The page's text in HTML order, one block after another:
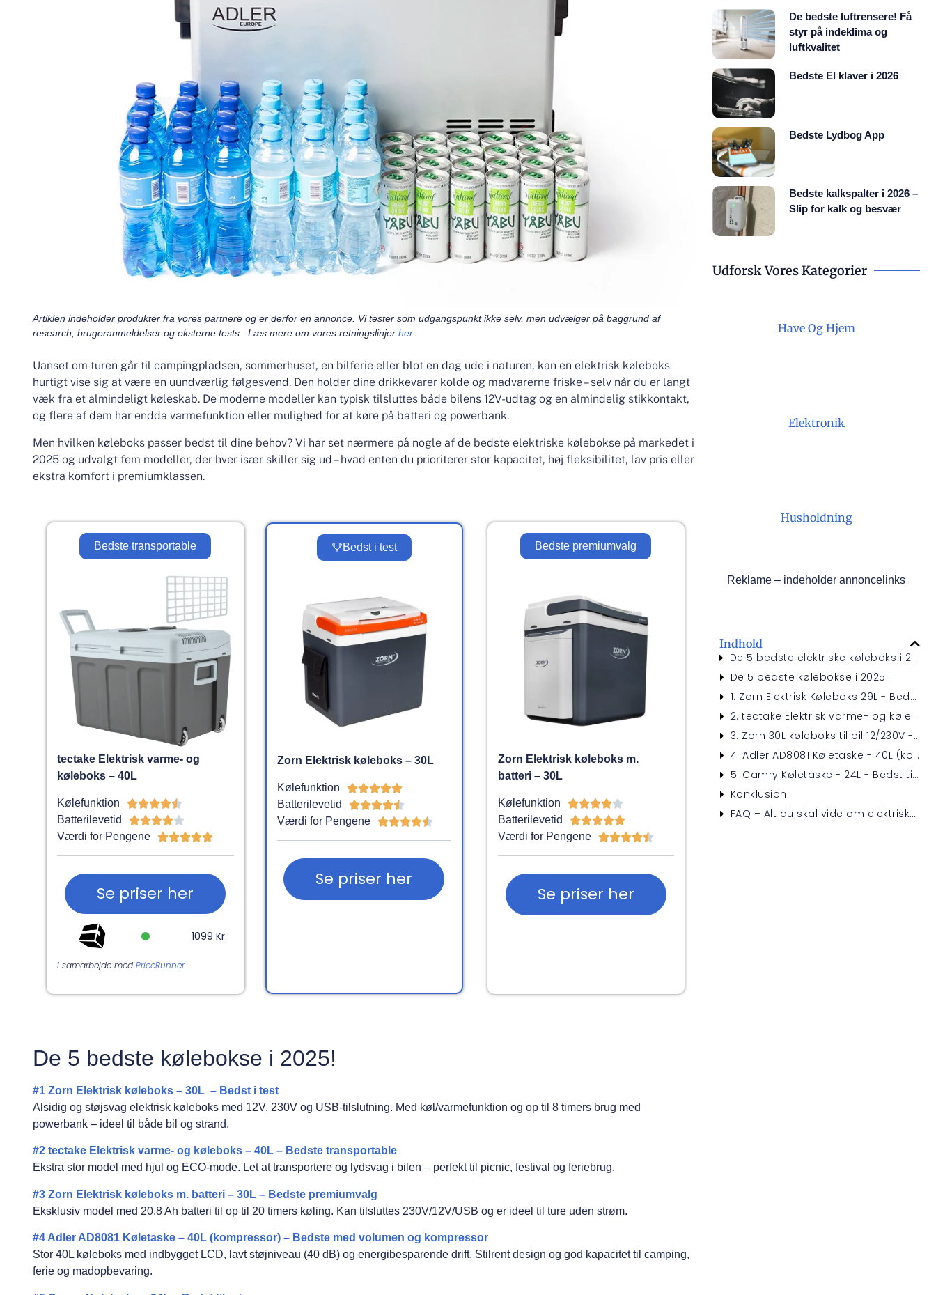
Artiklen indeholder produkter fra vores partnere og er derfor en annonce. Vi tester som udgangspunkt ikke selv, men udvælger på baggrund af
research, brugeranmeldelser og eksterne tests. Læs mere om vores retningslinjer her
Uanset om turen går til campingpladsen, sommerhuset, en bilferie eller blot en dag ude i naturen, kan en elektrisk køleboks
hurtigt vise sig at være en uundværlig følgesvend. Den holder dine drikkevarer kolde og madvarerne friske – selv når du er langt
væk fra et almindeligt køleskab. De moderne modeller kan typisk tilsluttes både bilens 12V-udtag og en almindelig stikkontakt,
og flere af dem har endda varmefunktion eller mulighed for at køre på batteri og powerbank.
Men hvilken køleboks passer bedst til dine behov? Vi har set nærmere på nogle af de bedste elektriske kølebokse på markedet i
2025 og udvalgt fem modeller, der hver især skiller sig ud – hvad enten du prioriterer stor kapacitet, høj fleksibilitet, lav pris eller
ekstra komfort i premiumklassen.
Bedste transportable
tectake Elektrisk varme- og
køleboks – 40L
Kølefunktion 
Batterilevetid 
Værdi for Pengene 
Se priser her
1099 Kr.
I samarbejde med PriceRunner
Bedst i test
Zorn Elektrisk køleboks – 30L
Kølefunktion 
Batterilevetid 
Værdi for Pengene 
Se priser her
Bedste premiumvalg
Zorn Elektrisk køleboks m.
batteri – 30L
Kølefunktion 
Batterilevetid 
Værdi for Pengene 
Se priser her
De 5 bedste kølebokse i 2025!
#1 Zorn Elektrisk køleboks – 30L – Bedst i test
Alsidig og støjsvag elektrisk køleboks med 12V, 230V og USB-tilslutning. Med køl/varmefunktion og op til 8 timers brug med
powerbank – ideel til både bil og strand.
#2 tectake Elektrisk varme- og køleboks – 40L – Bedste transportable
Ekstra stor model med hjul og ECO-mode. Let at transportere og lydsvag i bilen – perfekt til picnic, festival og feriebrug.
#3 Zorn Elektrisk køleboks m. batteri – 30L – Bedste premiumvalg
Eksklusiv model med 20,8 Ah batteri til op til 20 timers køling. Kan tilsluttes 230V/12V/USB og er ideel til ture uden strøm.
#4 Adler AD8081 Køletaske – 40L (kompressor) – Bedste med volumen og kompressor
Stor 40L køleboks med indbygget LCD, lavt støjniveau (40 dB) og energibesparende drift. Stilrent design og god kapacitet til camping,
ferie og madopbevaring.
De bedste luftrensere! Få
styr på indeklima og
luftkvalitet
Bedste El klaver i 2026
Bedste Lydbog App
Bedste kalkspalter i 2026 –
Slip for kalk og besvær
Udforsk Vores Kategorier
Have Og Hjem
Elektronik
Husholdning
Reklame – indeholder annoncelinks
Indhold
De 5 bedste elektriske køleboks i 2025
De 5 bedste kølebokse i 2025!
1. Zorn Elektrisk Køleboks 29L - Bedst i test
2. tectake Elektrisk varme- og køleboks med håndtag 40L - Bedste transportable elektriske køleboks
3. Zorn 30L køleboks til bil 12/230V - bedste premiumvalg
4. Adler AD8081 Køletaske - 40L (kompressor) - Bedste med volumen og kompressor
5. Camry Køletaske - 24L - Bedst til prisen
Konklusion
FAQ – Alt du skal vide om elektriske kølebokse